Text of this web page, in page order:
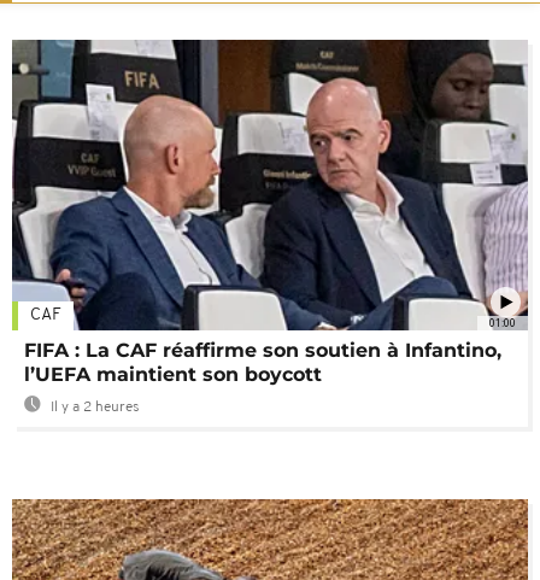
01:00
CAF
FIFA : La CAF réaffirme son soutien à Infantino,
l’UEFA maintient son boycott
Il y a 2 heures